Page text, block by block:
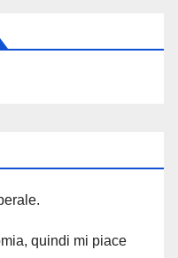
quindi mi piace